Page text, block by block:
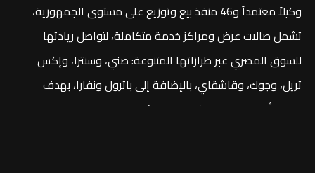
وكيلاً معتمداً و46 منفذ بيع وتوزيع على مستوى الجمهورية،
تشمل صالات عرض ومراكز خدمة متكاملة، لتواصل ريادتها
للسوق المصري عبر طرازاتها المتنوعة: صني، وسنترا، وإكس
تريل، وجوك، وقاشقاي، بالإضافة إلى باترول ونفارا، بهدف
تقديم أفضل تجربة متكاملة لعملائها في مصر